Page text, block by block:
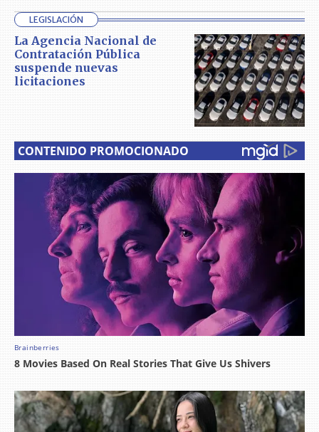
LEGISLACIÓN
La Agencia Nacional de
Contratación Pública
suspende nuevas
licitaciones